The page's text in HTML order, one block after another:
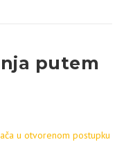
putem
u otvorenom postupku